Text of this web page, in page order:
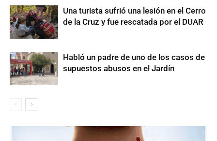
Una turista sufrió una lesión en el Cerro
de la Cruz y fue rescatada por el DUAR
Habló un padre de uno de los casos de
supuestos abusos en el Jardín